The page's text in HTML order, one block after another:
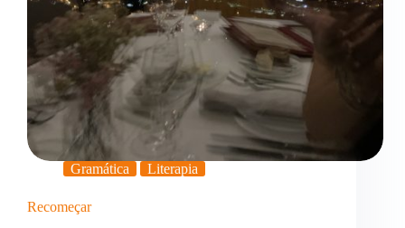
Gramática Literapia
Recomeçar